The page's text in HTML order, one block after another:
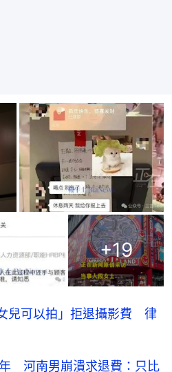
+19
兒可以拍」拒退攝影費 律
河南男崩潰求退費：只比